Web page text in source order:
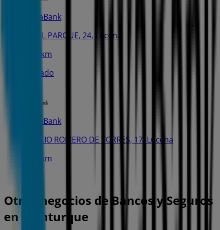
CaixaBank
AV. EL PARQUE, 24, Lucena
10.4 km
Cerrado
CaixaBank
C. JULIO ROMERO DE TORRES, 17, Lucena
10.9 km
Otros negocios de Bancos y Seguros
en Monturque